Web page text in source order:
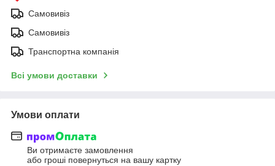
Самовивіз
Самовивіз
Транспортна компанія
Всі умови доставки
Умови оплати
Ви отримаєте замовлення
або гроші повернуться на вашу картку